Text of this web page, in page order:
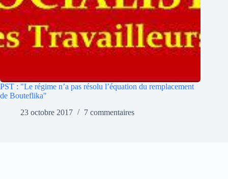
PST : "Le régime n’a pas résolu l’équation du remplacement
de Bouteflika"
23 octobre 2017
7 commentaires